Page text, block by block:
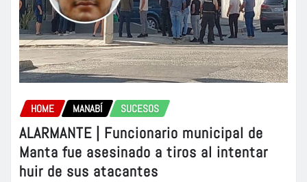
HOME MANABÍ SUCESOS
ALARMANTE | Funcionario municipal de
Manta fue asesinado a tiros al intentar
huir de sus atacantes